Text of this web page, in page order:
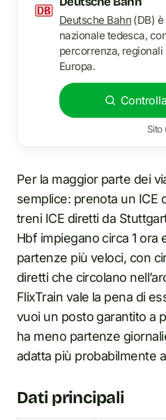
Deutsche Bahn(DB) è
nazionale tedesca,
percorrenza,
Europa.
Sito
Per la maggior parte dei
semplice: prenota un ICE
treni ICE diretti da
Hbf impiegano circa 1 ora
partenze più veloci, con
diretti che circolano
FlixTrain vale la pena di
vuoi un posto garantito a
ha meno partenze
adatta più probabilmente
Dati principali